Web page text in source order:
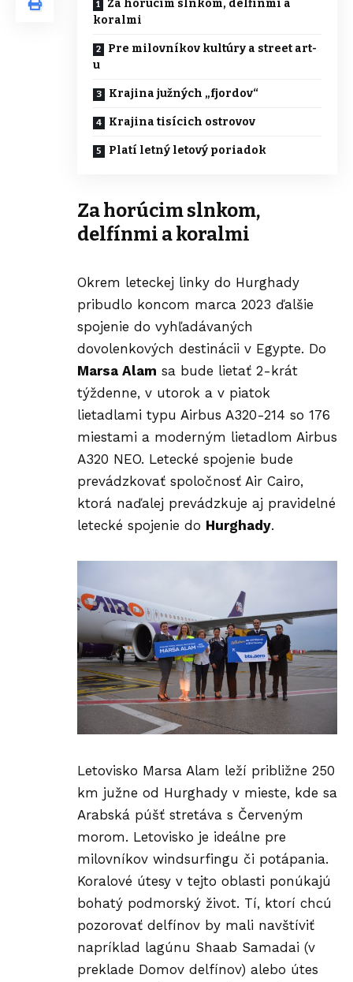
Za horúcim slnkom, delfínmi a
koralmi
Pre milovníkov kultúry a street art-
u
Krajina južných „fjordov“
Krajina tisícich ostrovov
Platí letný letový poriadok
Za horúcim slnkom,
delfínmi a koralmi
Okrem leteckej linky do Hurghady
pribudlo koncom marca 2023 ďalšie
spojenie do vyhľadávaných
dovolenkových destinácii v Egypte. Do
Marsa Alam sa bude lietať 2-krát
týždenne, v utorok a v piatok
lietadlami typu Airbus A320-214 so 176
miestami a moderným lietadlom Airbus
A320 NEO. Letecké spojenie bude
prevádzkovať spoločnosť Air Cairo,
ktorá naďalej prevádzkuje aj pravidelné
letecké spojenie do Hurghady.
Letovisko Marsa Alam leží približne 250
km južne od Hurghady v mieste, kde sa
Arabská púšť stretáva s Červeným
morom. Letovisko je ideálne pre
milovníkov windsurfingu či potápania.
Koralové útesy v tejto oblasti ponúkajú
bohatý podmorský život. Tí, ktorí chcú
pozorovať delfínov by mali navštíviť
napríklad lagúnu Shaab Samadai (v
preklade Domov delfínov) alebo útes